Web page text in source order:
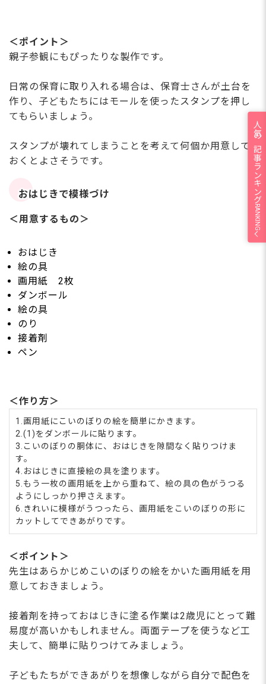
＜ポイント＞
親子参観にもぴったりな製作です。
日常の保育に取り入れる場合は、保育士さんが土台を
作り、子どもたちにはモールを使ったスタンプを押し
てもらいましょう。
スタンプが壊れてしまうことを考えて何個か用意して
おくとよさそうです。
おはじきで模様づけ
＜用意するもの＞
おはじき
絵の具
画用紙 2枚
ダンボール
絵の具
のり
接着剤
ペン
＜作り方＞
1.画用紙にこいのぼりの絵を簡単にかきます。
2.(1)をダンボールに貼ります。
3.こいのぼりの胴体に、おはじきを隙間なく貼りつけま
す。
4.おはじきに直接絵の具を塗ります。
5.もう一枚の画用紙を上から重ねて、絵の具の色がうつる
ようにしっかり押さえます。
6.きれいに模様がうつったら、画用紙をこいのぼりの形に
カットしてできあがりです。
＜ポイント＞
先生はあらかじめこいのぼりの絵をかいた画用紙を用
意しておきましょう。
接着剤を持っておはじきに塗る作業は2歳児にとって難
易度が高いかもしれません。両面テープを使うなど工
夫して、簡単に貼りつけてみましょう。
子どもたちができあがりを想像しながら自分で配色を
人気の記事ランキング
RANKING